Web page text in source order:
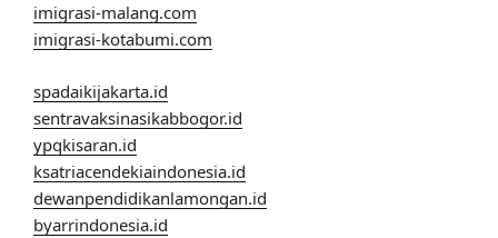
imigrasi-malang.com
imigrasi-kotabumi.com
spadaikijakarta.id
sentravaksinasikabbogor.id
ypqkisaran.id
ksatriacendekiaindonesia.id
dewanpendidikanlamongan.id
byarrindonesia.id